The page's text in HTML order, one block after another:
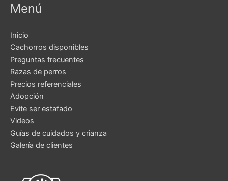
Menú
Inicio
Cachorros disponibles
Preguntas frecuentes
Razas de perros
Precios referenciales
Adopción
Evite ser estafado
Videos
Guías de cuidados y crianza
Galería de clientes